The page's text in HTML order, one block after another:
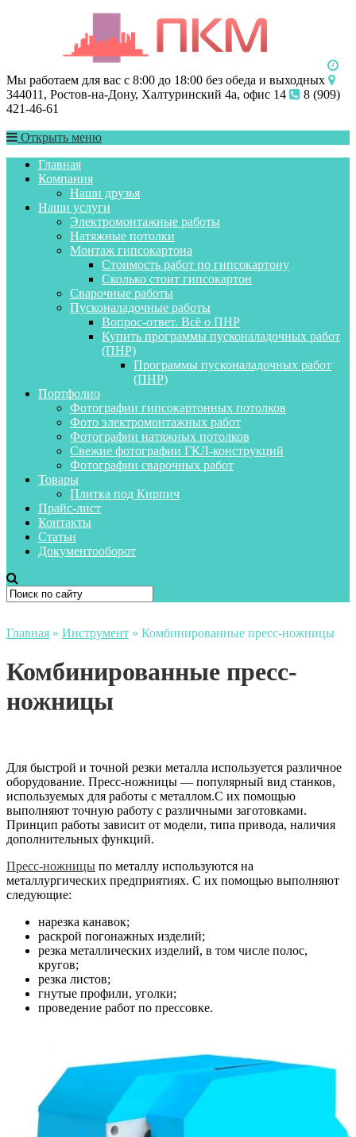
Мы работаем для вас с 8:00 до 18:00 без обеда и выходных
344011, Ростов-на-Дону, Халтуринский 4а, офис 14
8 (909)
421-46-61
Открыть меню
Главная
Компания
Наши друзья
Наши услуги
Электромонтажные работы
Натяжные потолки
Монтаж гипсокартона
Стоимость работ по гипсокартону
Сколько стоит гипсокартон
Сварочные работы
Пусконаладочные работы
Вопрос-ответ. Всё о ПНР
Купить программы пусконаладочных работ
(ПНР)
Программы пусконаладочных работ
(ПНР)
Портфолио
Фотографии гипсокартонных потолков
Фото электромонтажных работ
Фотографии натяжных потолков
Свежие фотографии ГКЛ-конструкций
Фотографии сварочных работ
Товары
Плитка под Кирпич
Прайс-лист
Контакты
Статьи
Документооборот
Главная » Инструмент » Комбинированные пресс-ножницы
Комбинированные пресс-
ножницы
Для быстрой и точной резки металла используется различное
оборудование. Пресс-ножницы — популярный вид станков,
используемых для работы с металлом.С их помощью
выполняют точную работу с различными заготовками.
Принцип работы зависит от модели, типа привода, наличия
дополнительных функций.
Пресс-ножницы по металлу используются на
металлургических предприятиях. С их помощью выполняют
следующие:
нарезка канавок;
раскрой погонажных изделий;
резка металлических изделий, в том числе полос,
кругов;
резка листов;
гнутые профили, уголки;
проведение работ по прессовке.